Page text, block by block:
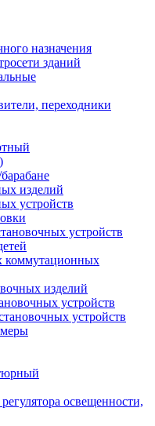
назначения
зданий
переходники
изделий
устройств
устройств
коммутационных
изделий
устройств
устройств
освещенности,